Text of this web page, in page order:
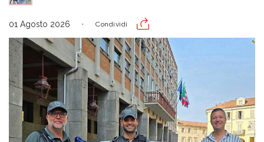
01 Agosto 2026 Condividi